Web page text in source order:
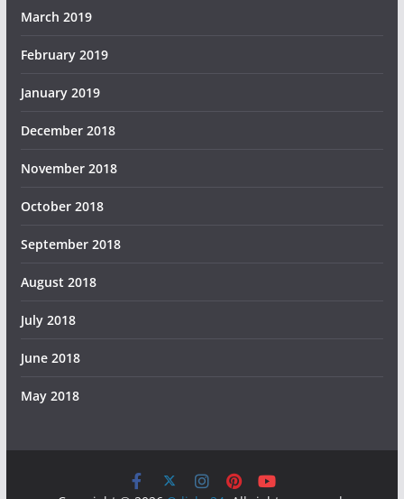
March 2019
February 2019
January 2019
December 2018
November 2018
October 2018
September 2018
August 2018
July 2018
June 2018
May 2018